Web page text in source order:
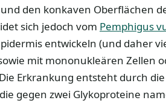
den konkaven Oberflächen
sich jedoch vom Pemphigus
entwickeln (und daher
mit mononukleären Zellen
Erkrankung entsteht durch
gegen zwei Glykoproteine